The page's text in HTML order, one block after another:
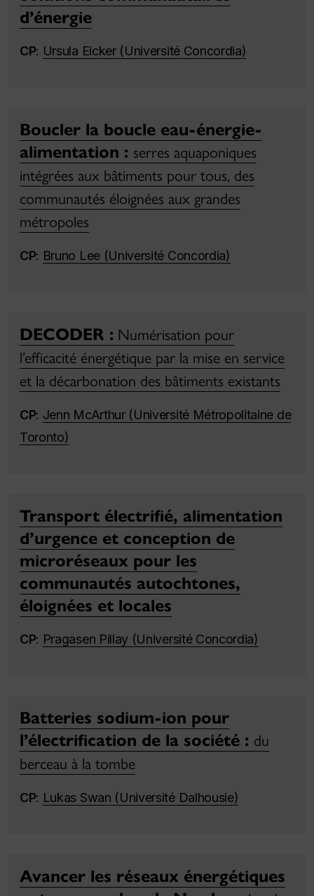
d’énergie
CP: Ursula Eicker (Université Concordia)
Boucler la boucle eau-énergie-
alimentation : serres aquaponiques
intégrées aux bâtiments pour tous, des
communautés éloignées aux grandes
métropoles
CP: Bruno Lee (Université Concordia)
DECODER : Numérisation pour
l’efficacité énergétique par la mise en service
et la décarbonation des bâtiments existants
CP: Jenn McArthur (Université Métropolitaine de
Toronto)
Transport électrifié, alimentation
d’urgence et conception de
microréseaux pour les
communautés autochtones,
éloignées et locales
CP: Pragasen Pillay (Université Concordia)
Batteries sodium-ion pour
l’électrification de la société : du
berceau à la tombe
CP: Lukas Swan (Université Dalhousie)
Avancer les réseaux énergétiques